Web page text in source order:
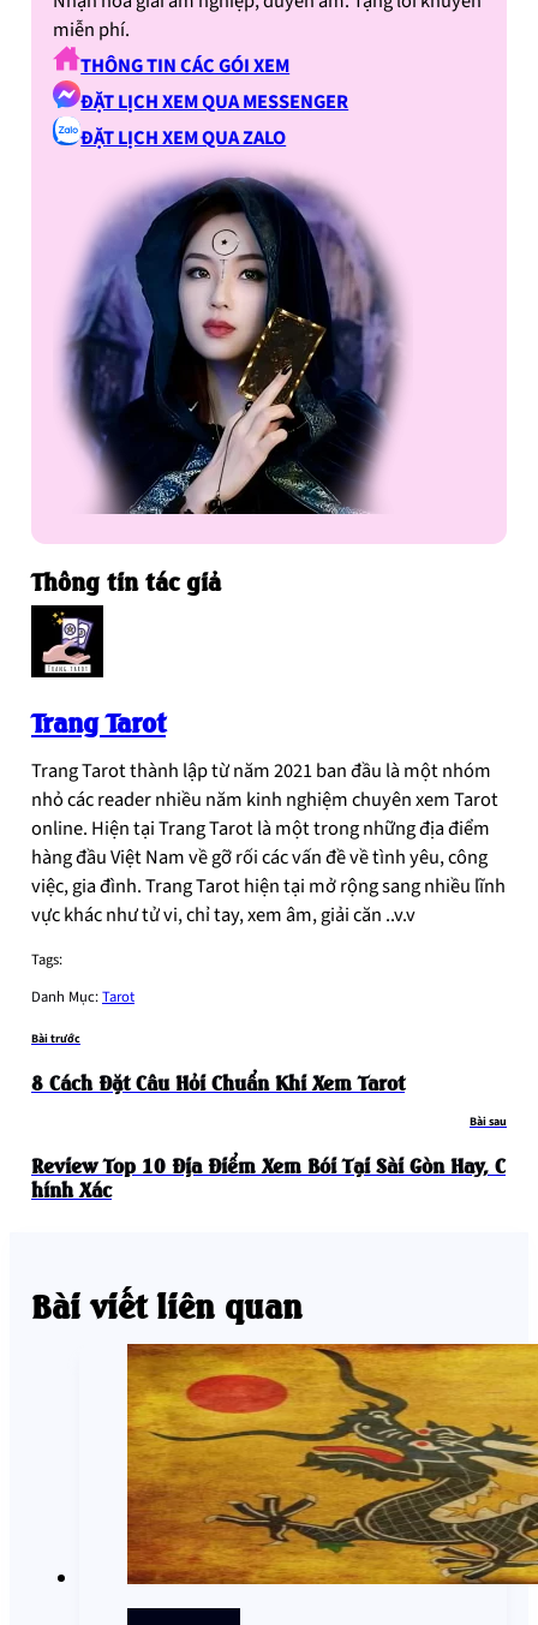
miễn phí.
THÔNG TIN CÁC GÓI XEM
ĐẶT LỊCH XEM QUA MESSENGER
ĐẶT LỊCH XEM QUA ZALO
Thông tin tác giả
Trang Tarot
Trang Tarot thành lập từ năm 2021 ban đầu là một nhóm
nhỏ các reader nhiều năm kinh nghiệm chuyên xem Tarot
online. Hiện tại Trang Tarot là một trong những địa điểm
hàng đầu Việt Nam về gỡ rối các vấn đề về tình yêu, công
việc, gia đình. Trang Tarot hiện tại mở rộng sang nhiều lĩnh
vực khác như tử vi, chỉ tay, xem âm, giải căn ..v.v
Tags:
Danh Mục:Tarot
Bài trước
8 Cách Đặt Câu Hỏi Chuẩn Khi Xem Tarot
Bài sau
Review Top 10 Địa Điểm Xem Bói Tại Sài Gòn Hay, C
Hính Xác
Bài viết liên quan